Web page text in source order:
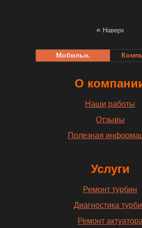
Наверх
Мобильн.
О
Наши работы
Отзывы
Полезная
Услуги
Ремонт турбин
Диагностика
Ремонт